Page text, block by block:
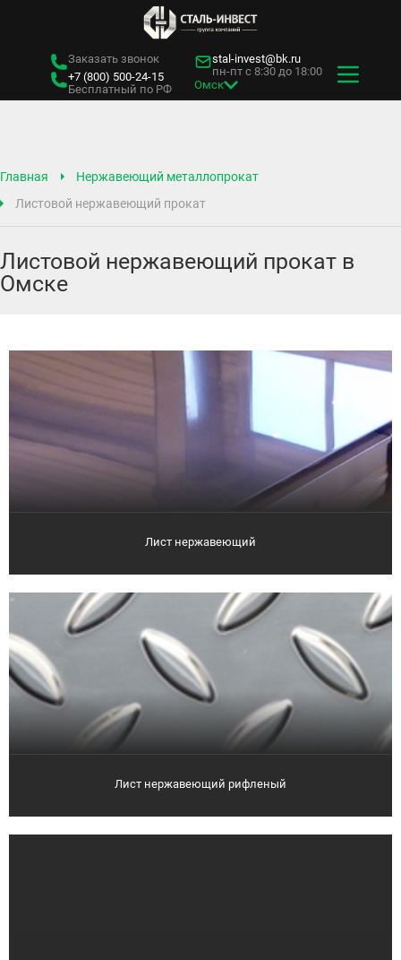
Заказать звонок
+7 (800) 500-24-15
Бесплатный по РФ
stal-invest@bk.ru
пн-пт с 8:30 до 18:00
Омск
Главная
Нержавеющий металлопрокат
Листовой нержавеющий прокат
Листовой нержавеющий прокат в
Омске
Лист нержавеющий
Лист нержавеющий рифленый